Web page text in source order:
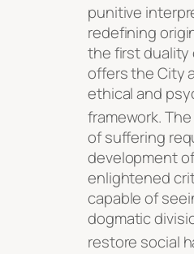
punitive
redefining
the first duality
offers the City
ethical and
framework.
of suffering
development
enlightened
capable of
dogmatic
restore social